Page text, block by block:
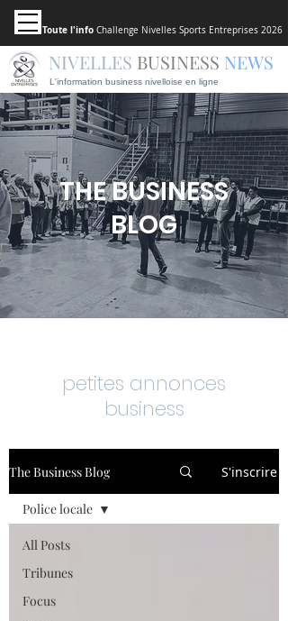
Toute l'info Challenge Nivelles Sports Entreprises 2026
L'information business nivelloise en ligne
NIVELLES BUSINESS NEWS
THE BUSINESS
BLOG
petites annonces
business
The Business Blog S'inscrire
All Posts
Tribunes
Focus
Police locale